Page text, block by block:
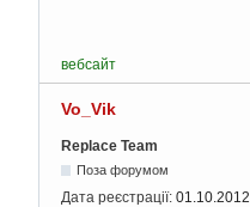
вебсайт
Vo_Vik
Replace Team
Поза форумом
Дата реєстрації: 01.10.2012